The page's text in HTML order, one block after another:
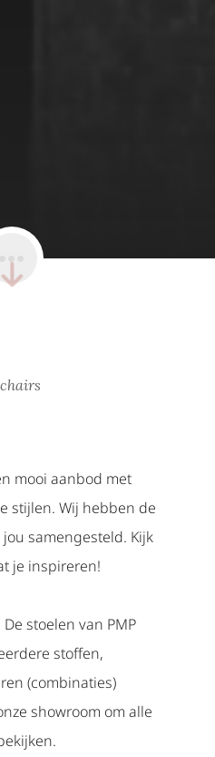
mooi aanbod met
stijlen. Wij hebben de
samengesteld. Kijk
je inspireren!
stoelen van PMP
stoffen,
(combinaties)
showroom om alle